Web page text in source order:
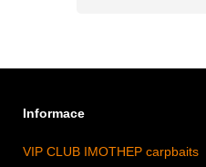
Informace
VIP CLUB IMOTHEP carpbaits